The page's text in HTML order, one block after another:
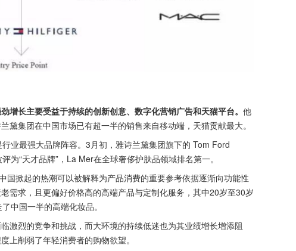
长主要受益于持续的创新创意、数字化营销广告和天猫平台。 他
集团在中国市场已有超一半的销售来自移动端，天猫贡献最大。
业最强大品牌阵容。3月初，雅诗兰黛集团旗下的 Tom Ford
“天才品牌”，La Mer在全球奢侈护肤品领域排名第一。
掀起的热潮可以被解释为产品消费的重要参考依据逐渐向功能性
需求，且更偏好价格高的高端产品与定制化服务，其中20岁至30岁
中国一半的高端化妆品。
激烈的竞争和挑战，而大环境的持续低迷也为其业绩增长增添阻
上削弱了年轻消费者的购物欲望。